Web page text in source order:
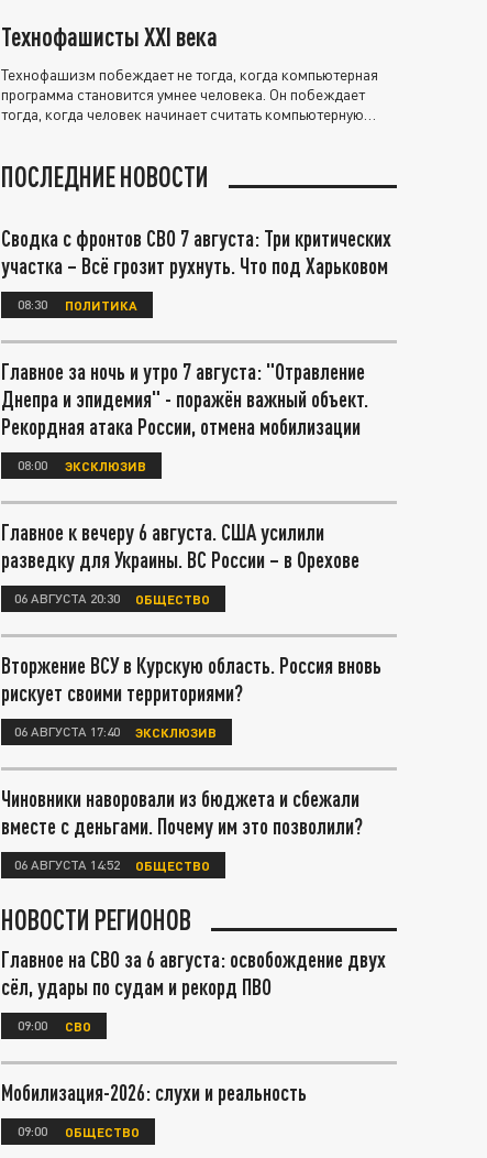
Технофашисты XXI века
Технофашизм побеждает не тогда, когда компьютерная
программа становится умнее человека. Он побеждает
тогда, когда человек начинает считать компьютерную
ПОСЛЕДНИЕ НОВОСТИ
Сводка с фронтов СВО 7 августа: Три критических
участка – Всё грозит рухнуть. Что под Харьковом
08:30 ПОЛИТИКА
Главное за ночь и утро 7 августа: "Отравление
Днепра и эпидемия" - поражён важный объект.
Рекордная атака России, отмена мобилизации
08:00 ЭКСКЛЮЗИВ
Главное к вечеру 6 августа. США усилили
разведку для Украины. ВС России – в Орехове
06 АВГУСТА 20:30 ОБЩЕСТВО
Вторжение ВСУ в Курскую область. Россия вновь
рискует своими территориями?
06 АВГУСТА 17:40 ЭКСКЛЮЗИВ
Чиновники наворовали из бюджета и сбежали
вместе с деньгами. Почему им это позволили?
06 АВГУСТА 14:52 ОБЩЕСТВО
НОВОСТИ РЕГИОНОВ
Главное на СВО за 6 августа: освобождение двух
сёл, удары по судам и рекорд ПВО
09:00 СВО
Мобилизация-2026: слухи и реальность
09:00 ОБЩЕСТВО